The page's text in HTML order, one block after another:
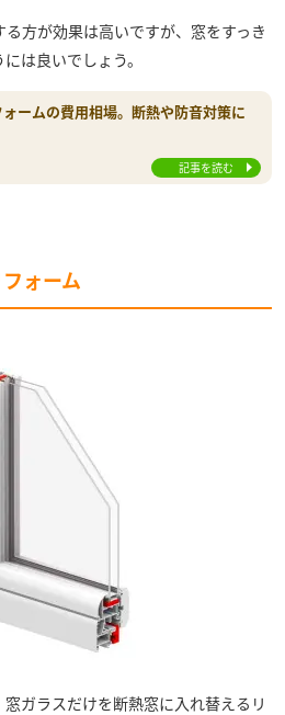
方が効果は高いですが、窓をすっき
は良いでしょう。
ームの費用相場。断熱や防音対策に
記事を読む
ォーム
ガラスだけを断熱窓に入れ替えるリ